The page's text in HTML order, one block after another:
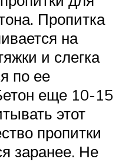
Пропитка
на
и слегка
по ее
еще 10-15
этот
пропитки
заранее. Не